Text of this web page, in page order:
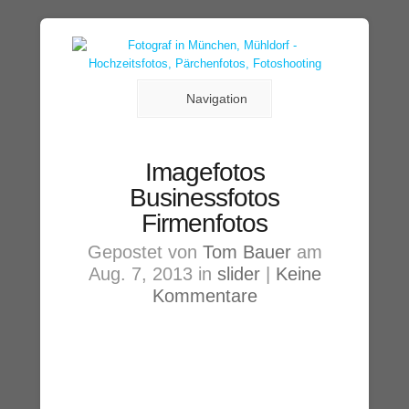
Navigation
Imagefotos
Businessfotos
Firmenfotos
Gepostet von Tom Baueram
Aug. 7, 2013 in slider| Keine
Kommentare